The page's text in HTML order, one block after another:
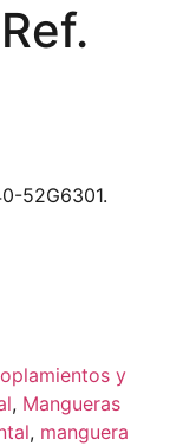
52G6301.
y
, Mangueras
, manguera